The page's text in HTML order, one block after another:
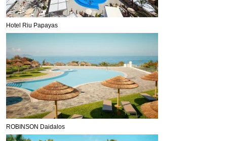
Hotel Riu Papayas
ROBINSON Daidalos